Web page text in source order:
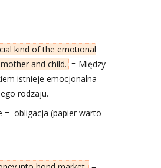
kind of the emo­tio­nal
and child. = Mię­dzy
ist­nie­je emo­cjo­nal­na
rodza­ju.
= obli­ga­cja (papier war­to­